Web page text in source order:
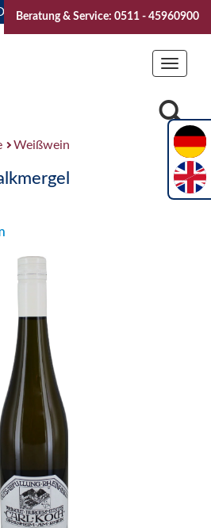
Sommerfest 2026" Vive la
Beratung & Service: 0511 - 45960900
Toggle
Weißwein